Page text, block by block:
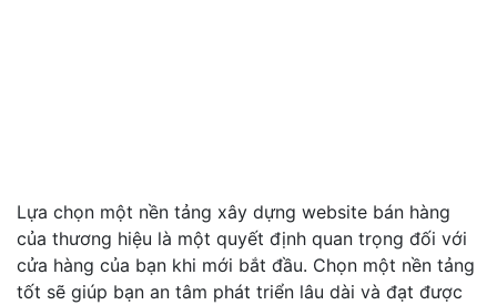
Lựa chọn một nền tảng xây dựng website bán hàng
của thương hiệu là một quyết định quan trọng đối với
cửa hàng của bạn khi mới bắt đầu. Chọn một nền tảng
tốt sẽ giúp bạn an tâm phát triển lâu dài và đạt được